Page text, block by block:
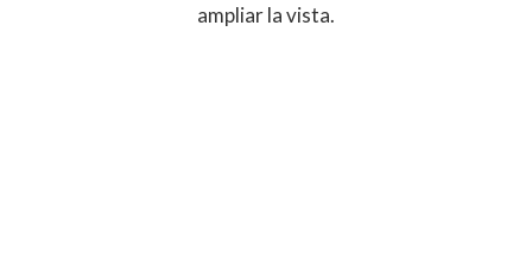
ampliar la vista.